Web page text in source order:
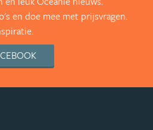
en doe mee met prijsvragen.